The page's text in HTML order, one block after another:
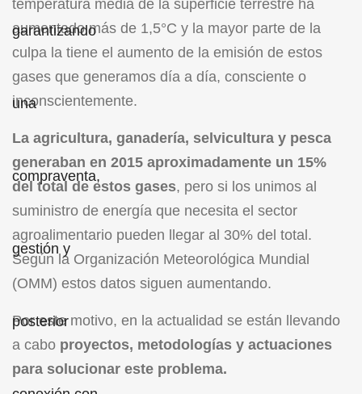
temperatura media de la superficie terrestre ha
aumentado más de 1,5°C y la mayor parte de la
culpa la tiene el aumento de la emisión de estos
gases que generamos día a día, consciente o
inconscientemente.
La agricultura, ganadería, selvicultura y pesca
generaban en 2015 aproximadamente un 15%
del total de estos gases, pero si los unimos al
suministro de energía que necesita el sector
agroalimentario pueden llegar al 30% del total.
Según la Organización Meteorológica Mundial
(OMM) estos datos siguen aumentando.
Por este motivo, en la actualidad se están llevando
a cabo proyectos, metodologías y actuaciones
para solucionar este problema.